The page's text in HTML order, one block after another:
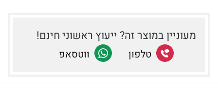
מעוניין במוצר זה? ייעוץ ראשוני חינם!
שתף
טלפון
שתףווטסאפ